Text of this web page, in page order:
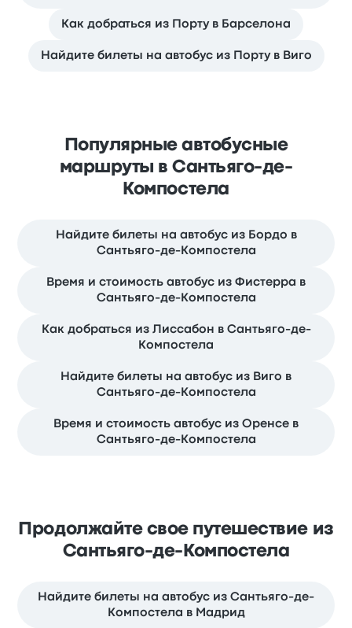
Как добраться из Порту в Барселона
Найдите билеты на автобус из Порту в Виго
Популярные автобусные
маршруты в Сантьяго-де-
Компостела
Найдите билеты на автобус из Бордо в
Сантьяго-де-Компостела
Время и стоимость автобус из Фистерра в
Сантьяго-де-Компостела
Как добраться из Лиссабон в Сантьяго-де-
Компостела
Найдите билеты на автобус из Виго в
Сантьяго-де-Компостела
Время и стоимость автобус из Оренсе в
Сантьяго-де-Компостела
Продолжайте свое путешествие из
Сантьяго-де-Компостела
Найдите билеты на автобус из Сантьяго-де-
Компостела в Мадрид